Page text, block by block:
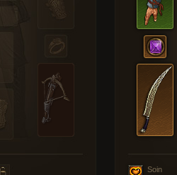
Soin